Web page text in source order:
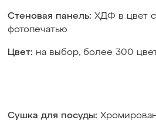
Стеновая панель: ХДФ в цвет
фотопечатью
Цвет: на выбор, более 300
Сушка для посуды: